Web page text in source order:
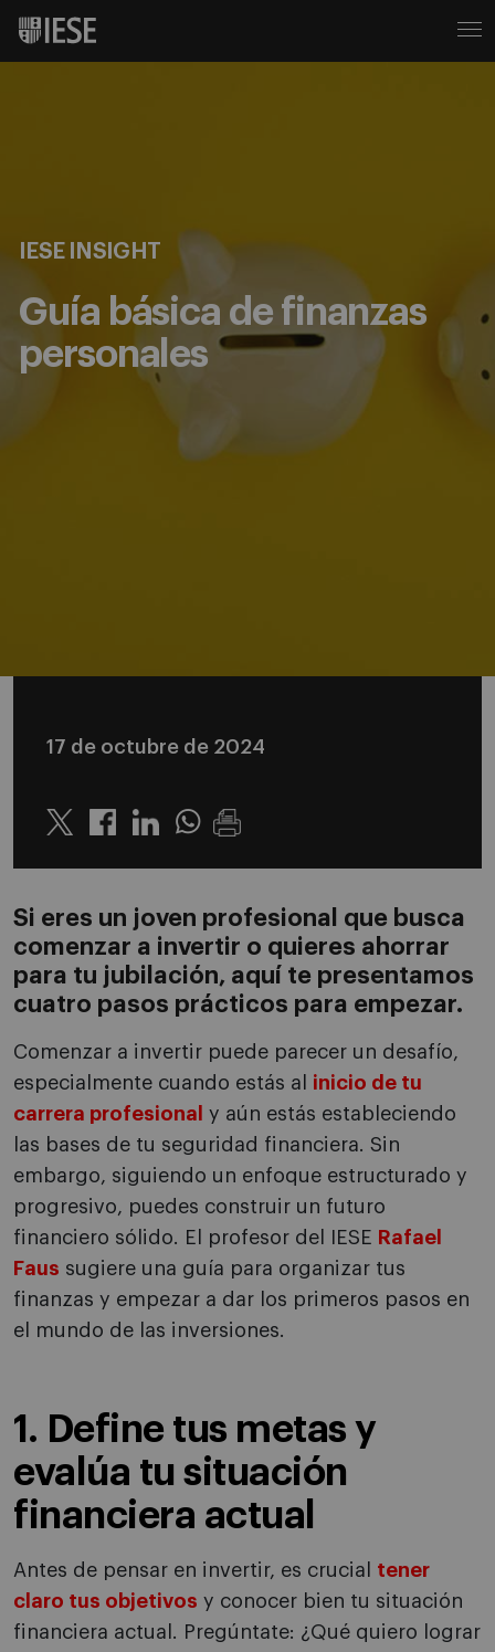
IESE INSIGHT
Guía básica de finanzas
personales
17 de octubre de 2024
Twitter LinkedinWhatsapp
Si eres un joven profesional que busca
comenzar a invertir o quieres ahorrar
para tu jubilación, aquí te presentamos
cuatro pasos prácticos para empezar.
Comenzar a invertir puede parecer un desafío,
especialmente cuando estás al inicio de tu
carrera profesional
y aún estás estableciendo
las bases de tu seguridad financiera. Sin
embargo, siguiendo un enfoque estructurado y
progresivo, puedes construir un futuro
financiero sólido. El profesor del IESE Rafael
Faus sugiere una guía para organizar tus
finanzas y empezar a dar los primeros pasos en
el mundo de las inversiones.
1. Define tus metas y
evalúa tu situación
financiera actual
Antes de pensar en invertir, es crucial tener
claro tus objetivos y conocer bien tu situación
financiera actual. Pregúntate: ¿Qué quiero lograr